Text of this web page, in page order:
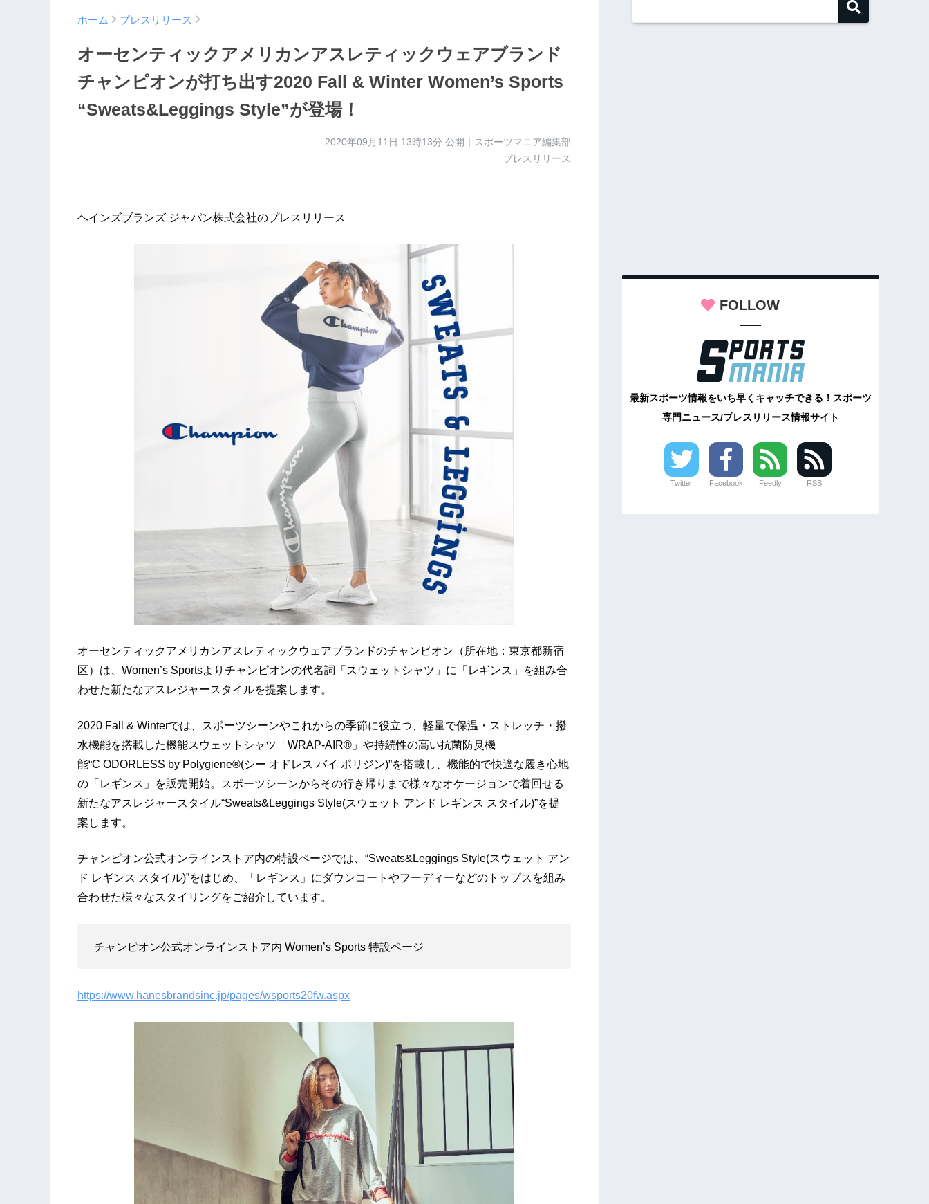
ホーム プレスリリース
オーセンティックアメリカンアスレティックウェアブランド
チャンピオンが打ち出す2020 Fall & Winter Women’s Sports
“Sweats&Leggings Style”が登場！
2020年09月11日 13時13分 公開｜スポーツマニア編集部
プレスリリース
ヘインズブランズ ジャパン株式会社のプレスリリース
オーセンティックアメリカンアスレティックウェアブランドのチャンピオン（所在地：東京都新宿
区）は、Women’s Sportsよりチャンピオンの代名詞「スウェットシャツ」に「レギンス」を組み合
わせた新たなアスレジャースタイルを提案します。
2020 Fall & Winterでは、スポーツシーンやこれからの季節に役立つ、軽量で保温・ストレッチ・撥
水機能を搭載した機能スウェットシャツ「WRAP-AIR®」や持続性の高い抗菌防臭機
能“C ODORLESS by Polygiene®(シー オドレス バイ ポリジン)”を搭載し、機能的で快適な履き心地
の「レギンス」を販売開始。スポーツシーンからその行き帰りまで様々なオケージョンで着回せる
新たなアスレジャースタイル“Sweats&Leggings Style(スウェット アンド レギンス スタイル)”を提
案します。
チャンピオン公式オンラインストア内の特設ページでは、“Sweats&Leggings Style(スウェット アン
ド レギンス スタイル)”をはじめ、「レギンス」にダウンコートやフーディーなどのトップスを組み
合わせた様々なスタイリングをご紹介しています。
チャンピオン公式オンラインストア内 Women’s Sports 特設ページ
https://www.hanesbrandsinc.jp/pages/wsports20fw.aspx
FOLLOW
最新スポーツ情報をいち早くキャッチできる！スポーツ
専門ニュース/プレスリリース情報サイト
Twitter Facebook Feedly RSS